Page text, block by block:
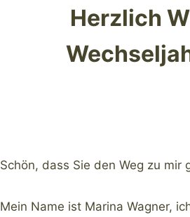
Herzlich
Schön, dass Sie den Weg zu mir
Mein Name ist Marina Wagner,